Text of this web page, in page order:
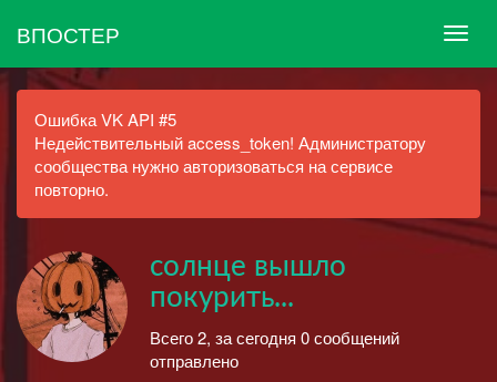
ВПОСТЕР
Ошибка VK API #5
Недействительный access_token! Администратору
сообщества нужно авторизоваться на сервисе
повторно.
солнце вышло
покурить...
Всего 2, за сегодня 0 сообщений
отправлено